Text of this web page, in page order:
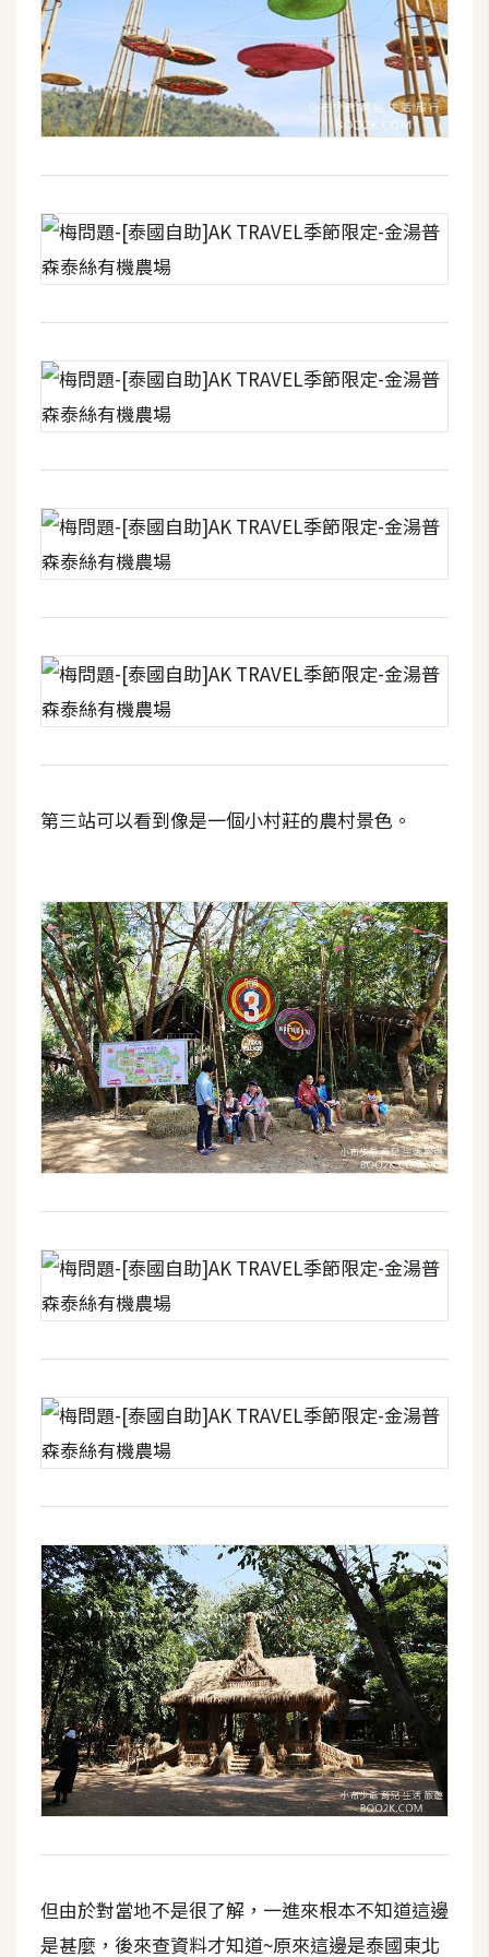
U
R
D
頁
後
端
H
P
D
o
c
k
e
伺
服
設
資
免
費
圖
示
免
費
版
型
A
C
開
箱
梅
開
熱
門
文
章
全
站
覽
合
第三站可以看到像是一個小村莊的農村景色。
但由於對當地不是很了解，一進來根本不知道這邊
是甚麼，後來查資料才知道~原來這邊是泰國東北